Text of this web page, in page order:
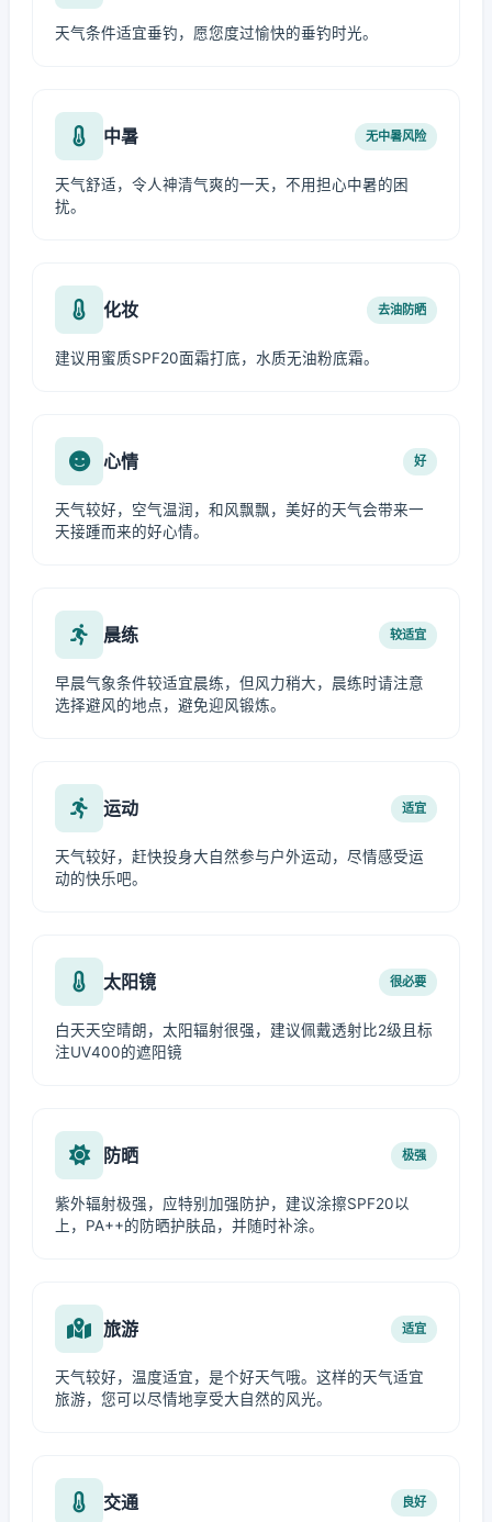
天气条件适宜垂钓，愿您度过愉快的垂钓时光。
中暑 无中暑风险
天气舒适，令人神清气爽的一天，不用担心中暑的困
扰。
化妆 去油防晒
建议用蜜质SPF20面霜打底，水质无油粉底霜。
心情 好
天气较好，空气温润，和风飘飘，美好的天气会带来一
天接踵而来的好心情。
晨练 较适宜
早晨气象条件较适宜晨练，但风力稍大，晨练时请注意
选择避风的地点，避免迎风锻炼。
运动 适宜
天气较好，赶快投身大自然参与户外运动，尽情感受运
动的快乐吧。
太阳镜 很必要
白天天空晴朗，太阳辐射很强，建议佩戴透射比2级且标
注UV400的遮阳镜
防晒 极强
紫外辐射极强，应特别加强防护，建议涂擦SPF20以
上，PA++的防晒护肤品，并随时补涂。
旅游 适宜
天气较好，温度适宜，是个好天气哦。这样的天气适宜
旅游，您可以尽情地享受大自然的风光。
交通 良好